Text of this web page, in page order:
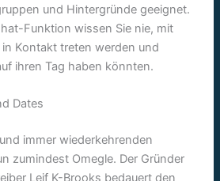
und Hintergründe geeignet.
Funktion wissen Sie nie, mit
Kontakt treten werden und
ihren Tag haben könnten.
Dates
immer wiederkehrenden
zumindest Omegle. Der Gründer
Leif K-Brooks bedauert den